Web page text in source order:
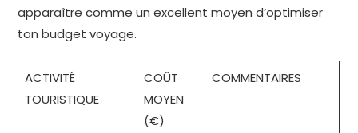
apparaître comme un excellent moyen d’optimiser
ton budget voyage.
ACTIVITÉ
TOURISTIQUE
COÛT
MOYEN
(€)
COMMENTAIRES